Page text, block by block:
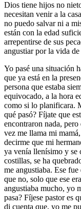
Dios tiene hijos no
necesitan venir a la
no puedo salvar ni a
están con la edad
arrepentirse de sus
angustiar por la vida de
Yo pasé una situación
que ya está en la
persona que estaba
equivocado, a la hora
como si lo planificara.
qué pasó? Fíjate que
encontraron nada,
vez me llama mi
decirme que mi
ya venía llenísimo y se
costillas, se ha
me angustiaba. Ese
que no, solo que ese
angustiaba mucho, yo
pasa? Fíjese pastor es
di cuenta que, yo me